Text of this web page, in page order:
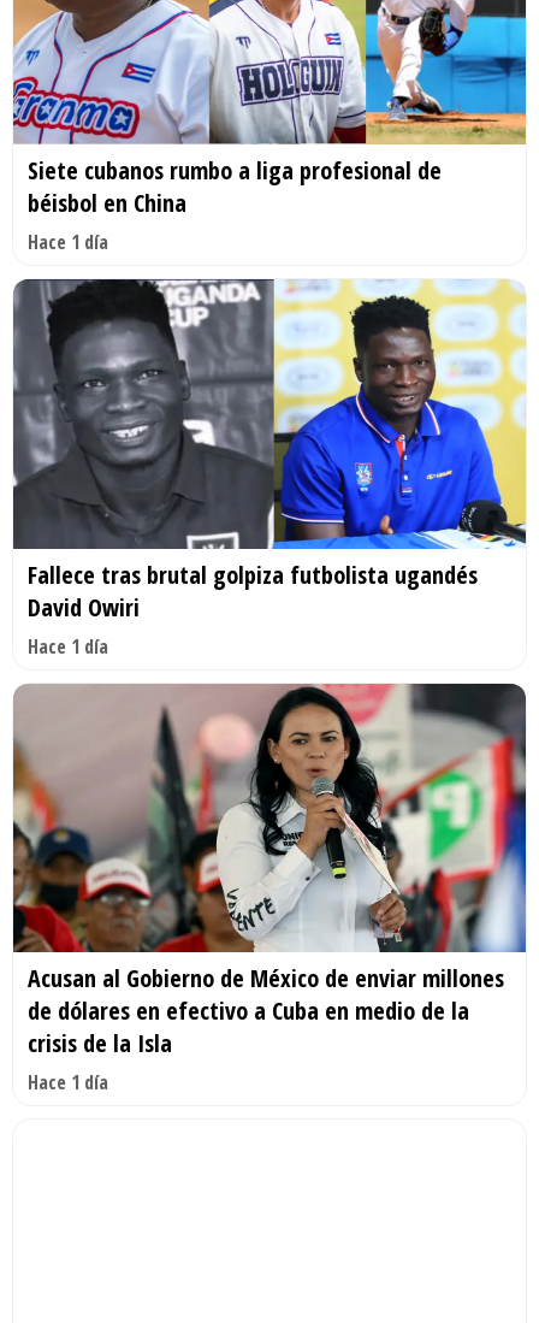
Siete cubanos rumbo a liga profesional de
béisbol en China
Hace 1 día
Fallece tras brutal golpiza futbolista ugandés
David Owiri
Hace 1 día
Acusan al Gobierno de México de enviar millones
de dólares en efectivo a Cuba en medio de la
crisis de la Isla
Hace 1 día